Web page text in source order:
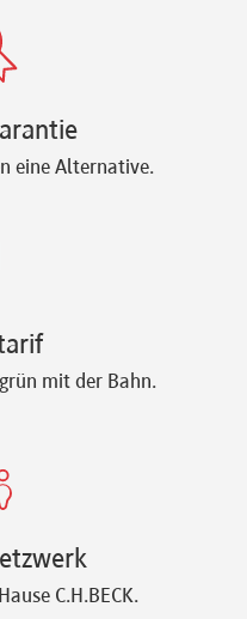
eine Alternative.
mit der Bahn.
C.H.BECK.